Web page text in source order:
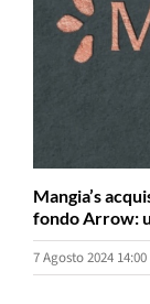
Mangia’s
fondo Arrow:
7 Agosto 2024 14:00